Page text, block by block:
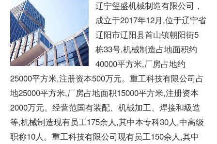
辽宁玺盛机械制造有限公司，
成立于2017年12月,位于辽宁省
辽阳市辽阳县首山镇朝阳街5
栋33号,机械制造占地面积约
40000平方米,厂房占地约
25000平方米,注册资本500万元。重工科技有限公司占
地25000平方米,厂房占地面积15000平方米,注册资本
2000万元。经营范国有装配、机械加工、焊接和級造
等,机械制造现有员工175余人,其中本专科30人,中高级
职称10人。重工科技有限公司现有员工150余人,其中